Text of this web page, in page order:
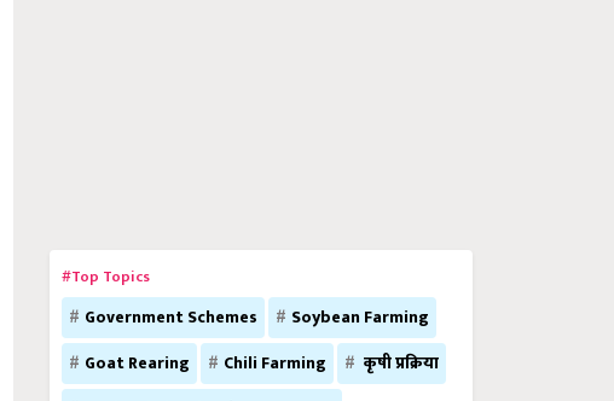
#Top Topics
Government Schemes
Soybean Farming
Goat Rearing
Chili Farming
कृषी प्रक्रिया